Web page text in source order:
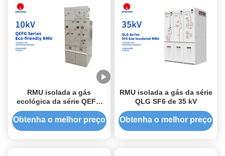
RMU isolada a gás
ecológica da série QEFG
de 10 kV
Obtenha o melhor preço
RMU isolada a gás da série
QLG SF6 de 35 kV
Obtenha o melhor preço